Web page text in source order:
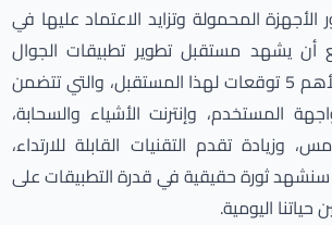
الأجهزة المحمولة وتزايد الاعتماد عليها في
أن يشهد مستقبل تطوير تطبيقات الجوال
تحولًا مذهلاً. وفقًا لأهم 5 توقعات لهذا المستقبل، والتي تتضمن
المستخدم، وإنترنت الأشياء والسحابة،
وزيادة تقدم التقنيات القابلة للارتداء،
سنشهد ثورة حقيقية في قدرة التطبيقات على
حياتنا اليومية.